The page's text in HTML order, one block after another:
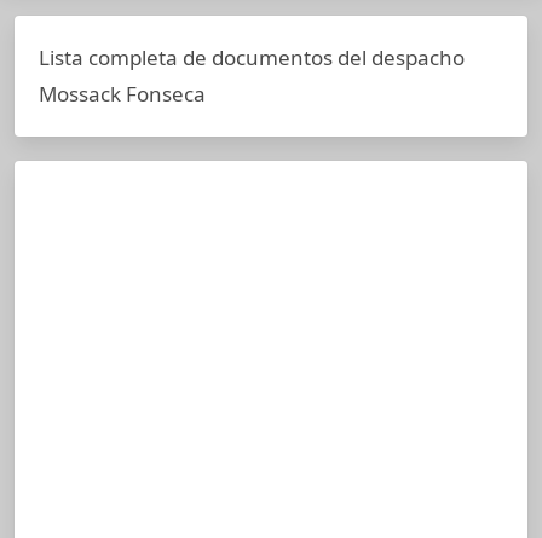
Lista completa de documentos del despacho
Mossack Fonseca